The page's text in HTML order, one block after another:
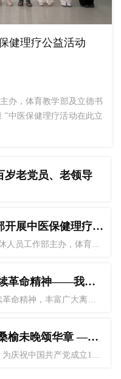
健理疗公益活动
办，体育教学部及立德书
”中医保健理疗活动在此立
岁老党员、老领导
离退休人员工作部开展中医保健理疗公益活动
传承红色基因 赓续革命精神——我校组织离退休人员赴广州起义纪念馆参观学习
银发丹心映党旗 桑榆未晚颂华章 ——离退休党委隆重举行庆祝建党105周年主题党日活动